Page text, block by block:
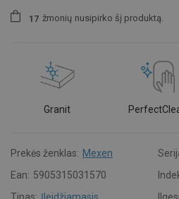
1 7 žmonių nusipirko šį produktą.
Granit
Prekės ženklas: Mexen
Ean: 5905315031570
Tipas: Įleidžiamasis